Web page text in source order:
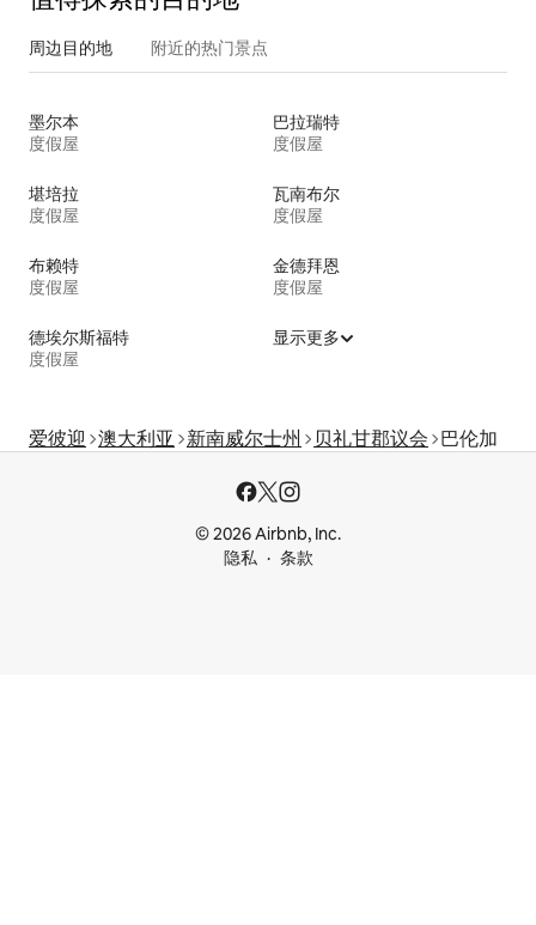
周边目的地 附近的热门景点
墨尔本
度假屋
巴拉瑞特
度假屋
堪培拉
度假屋
瓦南布尔
度假屋
布赖特
度假屋
金德拜恩
度假屋
德埃尔斯福特
度假屋
显示更多
爱彼迎 澳大利亚 新南威尔士州 贝礼甘郡议会 巴伦加
© 2026 Airbnb, Inc.
隐私
条款